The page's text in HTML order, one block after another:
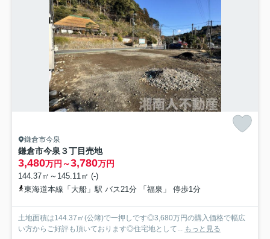
鎌倉市今泉
鎌倉市今泉３丁目売地
3,480万円～3,780万円
144.37㎡～145.11㎡ (-)
東海道本線「大船」駅 バス21分 「福泉」 停歩1分
土地面積は144.37㎡(公簿)で一押しです◎3,680万円の購入価格で幅広
い方からご好評も頂いております◎住宅地として... もっと見る